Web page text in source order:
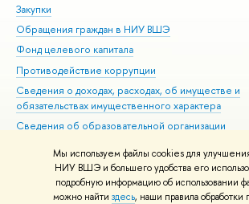
Мы используем файлы cookies для
НИУ ВШЭ и большего удобства его
подробную информацию об использовании
можно найти здесь, наши правила обработки
Закупки
Обращения граждан в НИУ ВШЭ
Фонд целевого капитала
Противодействие коррупции
Сведения о доходах, расходах, об имуществе и
обязательствах имущественного характера
Сведения об образовательной организации
Людям с ограниченными возможностями здоровья
Единая платежная страница
Работа в Вышке